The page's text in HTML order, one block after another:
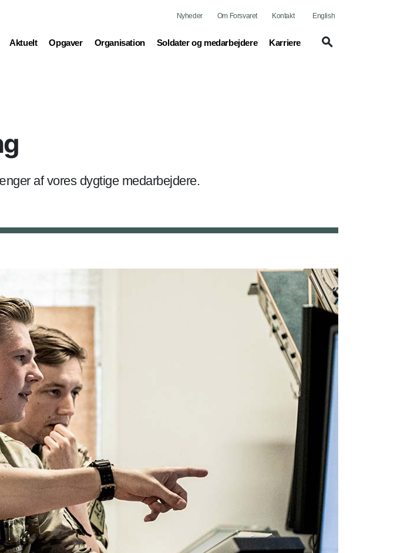
Nyheder Om Forsvaret Kontakt English
Aktuelt
(current) Opgaver
(current) Organisation
(current) Soldater og medarbejdere
(current) Karriere
(current)
af vores dygtige medarbejdere.